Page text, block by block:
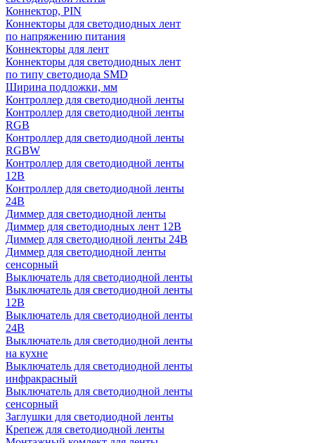
Коннектор, PIN
Коннекторы для светодиодных лент
по напряжению питания
Коннекторы для лент
Коннекторы для светодиодных лент
по типу светодиода SMD
Ширина подложки, мм
Контроллер для светодиодной ленты
Контроллер для светодиодной ленты
RGB
Контроллер для светодиодной ленты
RGBW
Контроллер для светодиодной ленты
12В
Контроллер для светодиодной ленты
24В
Диммер для светодиодной ленты
Диммер для светодиодных лент 12В
Диммер для светодиодной ленты 24В
Диммер для светодиодной ленты
сенсорный
Выключатель для светодиодной ленты
Выключатель для светодиодной ленты
12В
Выключатель для светодиодной ленты
24В
Выключатель для светодиодной ленты
на кухне
Выключатель для светодиодной ленты
инфракрасный
Выключатель для светодиодной ленты
сенсорный
Заглушки для светодиодной ленты
Крепеж для светодиодной ленты